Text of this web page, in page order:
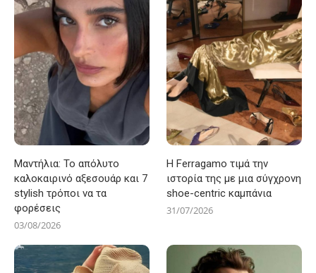
Μαντήλια: Το απόλυτο
καλοκαιρινό αξεσουάρ και 7
stylish τρόποι να τα
φορέσεις
03/08/2026
Η Ferragamo τιμά την
ιστορία της με μια σύγχρονη
shoe-centric καμπάνια
31/07/2026